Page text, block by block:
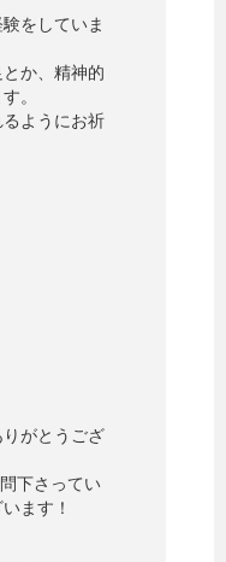
をしていま
か、精神的
。
ようにお祈
がとうござ
下さってい
ます！